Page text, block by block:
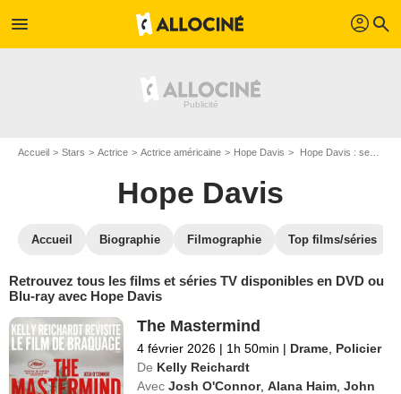
menu profil search
Accueil Stars Actrice Actrice américaine Hope Davis Hope Davis : ses Blu-Ray, DVD, VOD, SVOD
Hope Davis
Accueil Biographie Filmographie Top films/séries
Retrouvez tous les films et séries TV disponibles en DVD ou
Blu-ray avec Hope Davis
The Mastermind
4 février 2026 | 1h 50min | Drame Policier
De Kelly Reichardt
Avec Josh O'Connor,Alana Haim ,John